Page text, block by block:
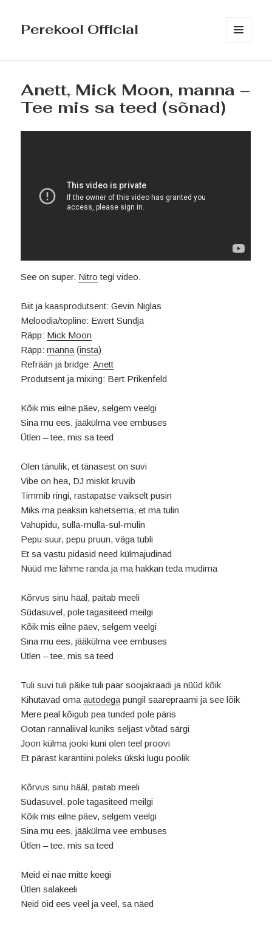
Perekool Official
Anett, Mick Moon, manna –
Tee mis sa teed (sõnad)
See on super. Nitro tegi video.
Biit ja kaasprodutsent: Gevin Niglas
Meloodia/topline: Ewert Sundja
Räpp: Mick Moon
Räpp:manna(insta)
Refrään ja bridge:Anett
Produtsent ja mixing: Bert Prikenfeld
Kõik mis eilne päev, selgem veelgi
Sina mu ees, jääkülma vee embuses
Ütlen – tee, mis sa teed
Olen tänulik, et tänasest on suvi
Vibe on hea, DJ miskit kruvib
Timmib ringi, rastapatse vaikselt pusin
Miks ma peaksin kahetsema, et ma tulin
Vahupidu, sulla-mulla-sul-mulin
Pepu suur, pepu pruun, väga tubli
Et sa vastu pidasid need külmajudinad
Nüüd me lähme randa ja ma hakkan teda mudima
Kõrvus sinu hääl, paitab meeli
Südasuvel, pole tagasiteed meilgi
Kõik mis eilne päev, selgem veelgi
Sina mu ees, jääkülma vee embuses
Ütlen – tee, mis sa teed
Tuli suvi tuli päike tuli paar soojakraadi ja nüüd kõik
Kihutavad omaautodegapungil saarepraami ja see lõik
Mere peal kõigub pea tunded pole päris
Ootan rannaliival kuniks seljast võtad särgi
Joon külma jooki kuni olen teel proovi
Et pärast karantiini poleks ükski lugu poolik
Kõrvus sinu hääl, paitab meeli
Südasuvel, pole tagasiteed meilgi
Kõik mis eilne päev, selgem veelgi
Sina mu ees, jääkülma vee embuses
Ütlen – tee, mis sa teed
Meid ei näe mitte keegi
Ütlen salakeeli
Neid öid ees veel ja veel, sa näed